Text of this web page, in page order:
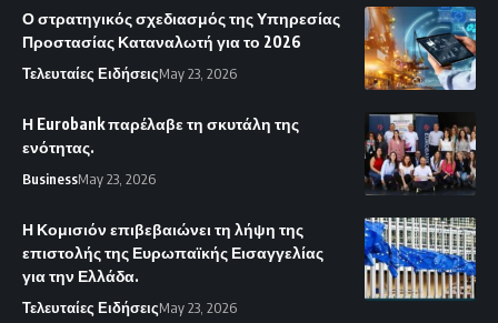
Ο στρατηγικός σχεδιασμός της Υπηρεσίας
Προστασίας Καταναλωτή για το 2026
Τελευταίες ΕιδήσειςMay 23, 2026
Η Eurobank παρέλαβε τη σκυτάλη της
ενότητας.
BusinessMay 23, 2026
Η Κομισιόν επιβεβαιώνει τη λήψη της
επιστολής της Ευρωπαϊκής Εισαγγελίας
για την Ελλάδα.
Τελευταίες ΕιδήσειςMay 23, 2026